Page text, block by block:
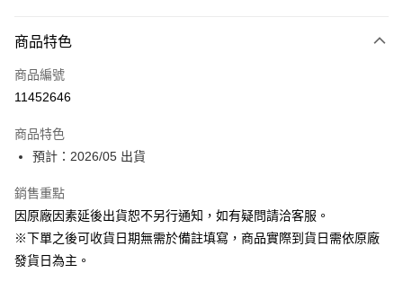
信用卡一次付款
超商取貨付款
大哥付你分期
【大哥付你分期使用說明】
1.本服務由台灣大哥大提供，台灣大哥大用戶可立即使用無須另外申請。
流程，驗證手機門號後，選擇欲分期的期數、繳款截止日，確認付款後即完
成交易。
ATM付款
運送方式
商品特色
商品編號
11452646
商品特色
預計：2026/05 出貨
銷售重點
因原廠因素延後出貨恕不另行通知，如有疑問請洽客服。
※下單之後可收貨日期無需於備註填寫，商品實際到貨日需依原廠
發貨日為主。